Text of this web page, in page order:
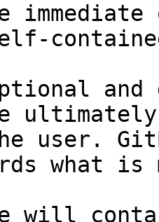
and
user.
what
will